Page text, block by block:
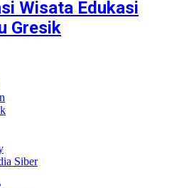
Wisata Edukasi
Gresik
Siber